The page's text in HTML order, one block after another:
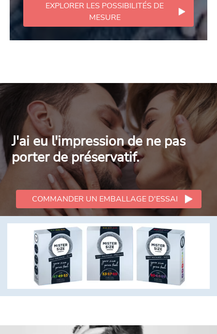
EXPLORER LES POSSIBILITÉS DE
MESURE
J'ai eu l'impression de ne pas
porter de préservatif.
COMMANDER UN EMBALLAGE D'ESSAI